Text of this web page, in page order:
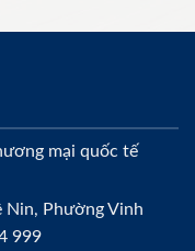
mại quốc tế
Nin, Phường Vinh
999